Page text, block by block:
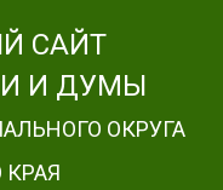
САЙТ
И ДУМЫ
ОКРУГА